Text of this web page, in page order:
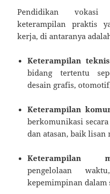
Pendidikan vokasi
keterampilan praktis
kerja, di antaranya
Keterampilan teknis
bidang tertentu
desain grafis,
Keterampilan
berkomunikasi
dan atasan, baik
Keterampilan
pengelolaan
kepemimpinan dalam